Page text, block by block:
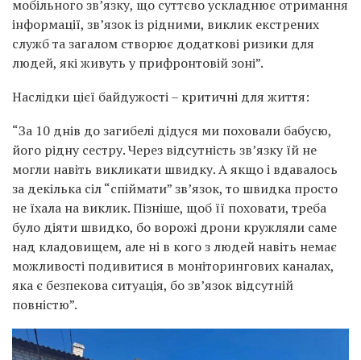
мобільного звʼязку, що суттєво ускладнює отримання
інформації, звʼязок із рідними, виклик екстрених
служб та загалом створює додаткові ризики для
людей, які живуть у прифронтовій зоні”.
Наслідки цієї байдужості – критичні для життя:
“За 10 днів до загибелі дідуся ми поховали бабусю,
його рідну сестру. Через відсутність зв’язку їй не
могли навіть викликати швидку. А якщо і вдавалось
за декілька сіл “спіймати” зв’язок, то швидка просто
не їхала на виклик. Пізніше, щоб її поховати, треба
було діяти швидко, бо ворожі дрони кружляли саме
над кладовищем, але ні в кого з людей навіть немає
можливості подивитися в моніторингових каналах,
яка є безпекова ситуація, бо зв’язок відсутній
повністю”.